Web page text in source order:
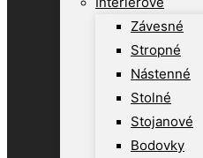
Závesné
Stropné
Nástenné
Stolné
Stojanové
Bodovky